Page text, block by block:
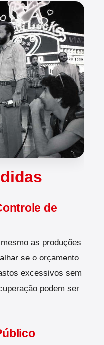
de
as produções
se o orçamento
excessivos sem
podem ser